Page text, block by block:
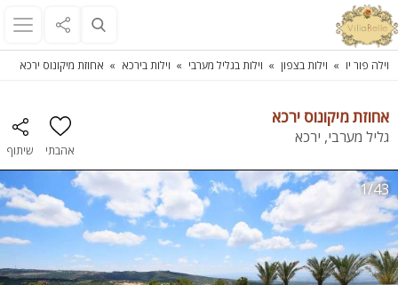
וילה פור יו וילות בצפון וילות בגליל מערבי וילות בירכא אחוזת מיקונוס ירכא
אחוזת מיקונוס ירכא
גליל מערבי, ירכא
אהבתי שיתוף
1/43